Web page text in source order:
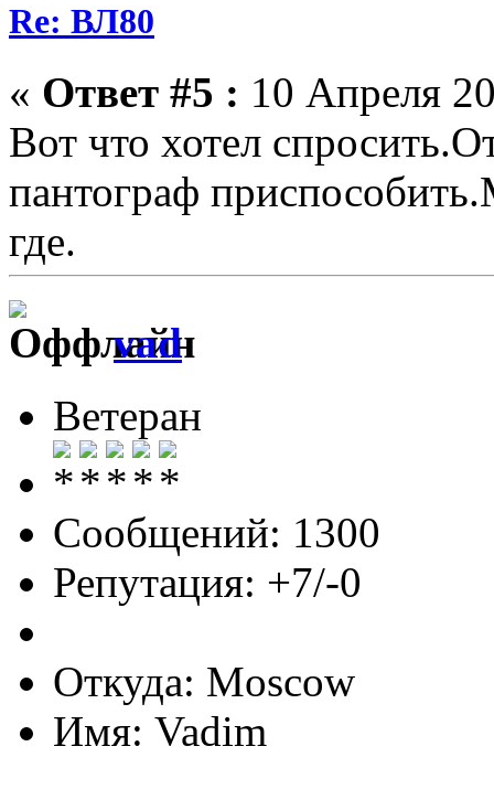
Re: ВЛ80
« Ответ #5 : 10 Апреля
Вот что хотел
пантограф
где.
vad
Ветеран
Сообщений: 1300
Репутация: +7/-0
Откуда: Moscow
Имя: Vadim